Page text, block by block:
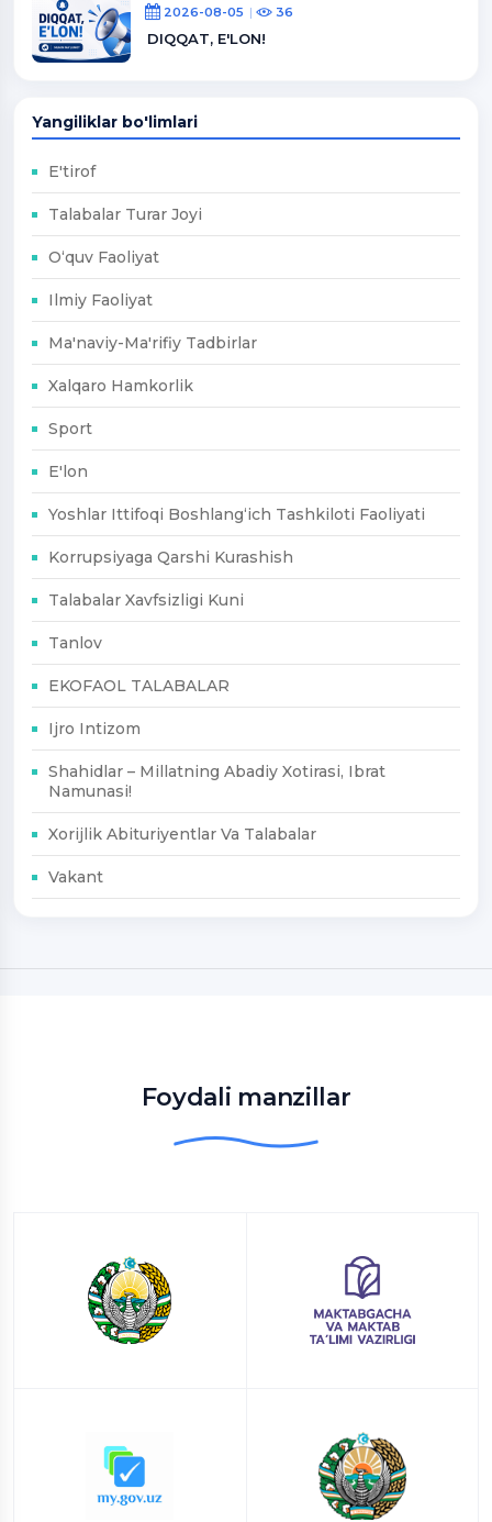
2026-08-05 36
DIQQAT, E'LON!
Yangiliklar bo'limlari
E'tirof
Talabalar Turar Joyi
O‘quv Faoliyat
Ilmiy Faoliyat
Ma'naviy-Ma'rifiy Tadbirlar
Xalqaro Hamkorlik
Sport
E'lon
Yoshlar Ittifoqi Boshlang‘ich Tashkiloti Faoliyati
Korrupsiyaga Qarshi Kurashish
Talabalar Xavfsizligi Kuni
Tanlov
EKOFAOL TALABALAR
Ijro Intizom
Shahidlar – Millatning Abadiy Xotirasi, Ibrat
Namunasi!
Xorijlik Abituriyentlar Va Talabalar
Vakant
Foydali manzillar